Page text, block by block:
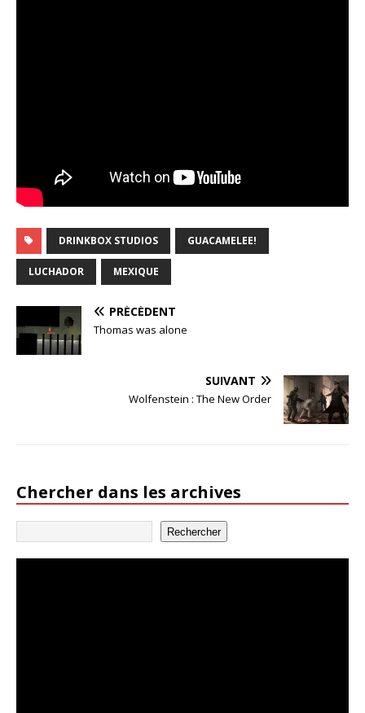
DRINKBOX STUDIOS GUACAMELEE!
LUCHADOR MEXIQUE
PRÉCÉDENT
Thomas was alone
SUIVANT
Wolfenstein : The New Order
Chercher dans les archives
Rechercher